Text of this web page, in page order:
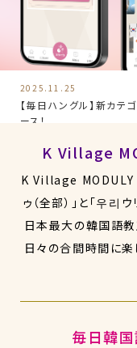
2025.11.25
【毎日ハングル】新カテ
ース！
K Village
K Village MODULY
ゥ（全部）」と「우리
日本最大の韓国語
日々の合間時間に
毎日韓国